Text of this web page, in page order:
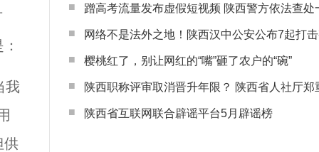
我
供
蹭高考流量发布虚假短视频 陕西警方依法查处一起涉高考网络
网络不是法外之地！陕西汉中公安公布7起打击整治网谣网暴典型
樱桃红了，别让网红的“嘴”砸了农户的“碗”
陕西职称评审取消晋升年限？ 陕西省人社厅郑重声明 谨防职称评审不实言
陕西省互联网联合辟谣平台5月辟谣榜